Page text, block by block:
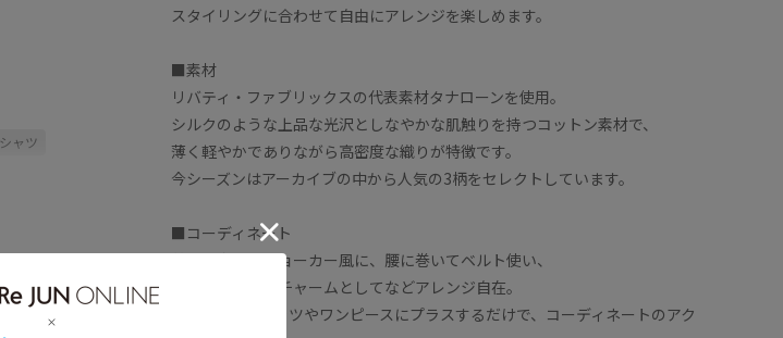
シャツ
全てみる
スタイリングに合わせて自由にアレンジを楽しめます。
■素材
リバティ・ファブリックスの代表素材タナローンを使用。
シルクのような上品な光沢としなやかな肌触りを持つコットン素材で、
薄く軽やかでありながら高密度な織りが特徴です。
今シーズンはアーカイブの中から人気の3柄をセレクトしています。
■コーディネート
首元に巻いてチョーカー風に、腰に巻いてベルト使い、
バッグに付けてチャームとしてなどアレンジ自在。
シンプルなTシャツやワンピースにプラスするだけで、コーディネートのアク